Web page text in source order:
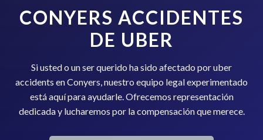
CONYERS ACCIDENTES
DE UBER
Si usted o un ser querido ha sido afectado por uber
accidents en Conyers, nuestro equipo legal experimentado
está aquí para ayudarle. Ofrecemos representación
dedicada y lucharemos por la compensación que merece.